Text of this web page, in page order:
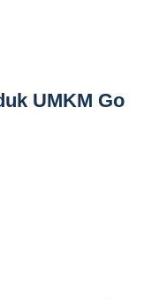
UMKM Go